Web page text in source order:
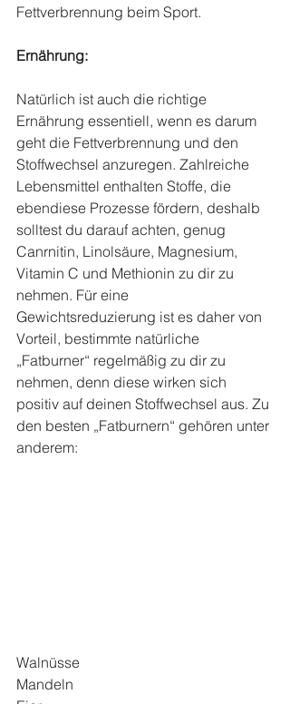
Fettverbrennung beim Sport.
Ernährung:
Natürlich ist auch die richtige
Ernährung essentiell, wenn es darum
geht die Fettverbrennung und den
Stoffwechsel anzuregen. Zahlreiche
Lebensmittel enthalten Stoffe, die
ebendiese Prozesse fördern, deshalb
solltest du darauf achten, genug
Canrnitin, Linolsäure, Magnesium,
Vitamin C und Methionin zu dir zu
nehmen. Für eine
Gewichtsreduzierung ist es daher von
Vorteil, bestimmte natürliche
„Fatburner“ regelmäßig zu dir zu
nehmen, denn diese wirken sich
positiv auf deinen Stoffwechsel aus. Zu
den besten „Fatburnern“ gehören unter
anderem:
Walnüsse
Mandeln